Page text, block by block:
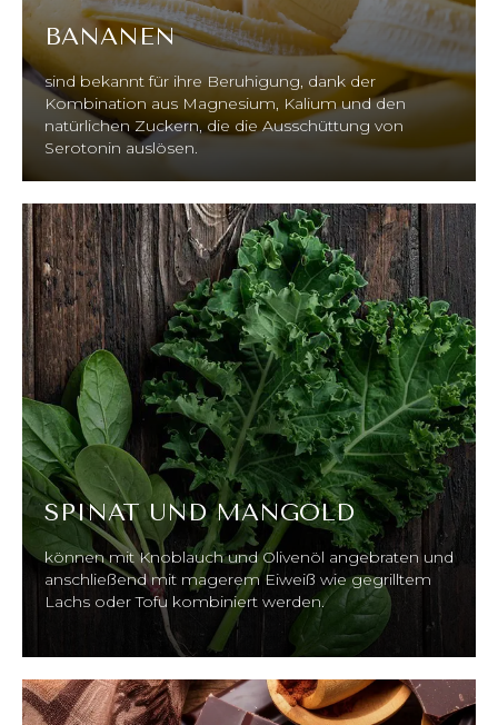
BANANEN
sind bekannt für ihre Beruhigung, dank der
Kombination aus Magnesium, Kalium und den
natürlichen Zuckern, die die Ausschüttung von
Serotonin auslösen.
SPINAT UND MANGOLD
können mit Knoblauch und Olivenöl angebraten und
anschließend mit magerem Eiweiß wie gegrilltem
Lachs oder Tofu kombiniert werden.